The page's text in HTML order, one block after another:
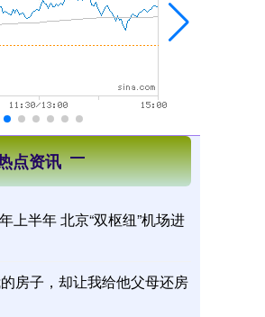
点资讯
上半年 北京“双枢纽”机场进
房子，却让我给他父母还房